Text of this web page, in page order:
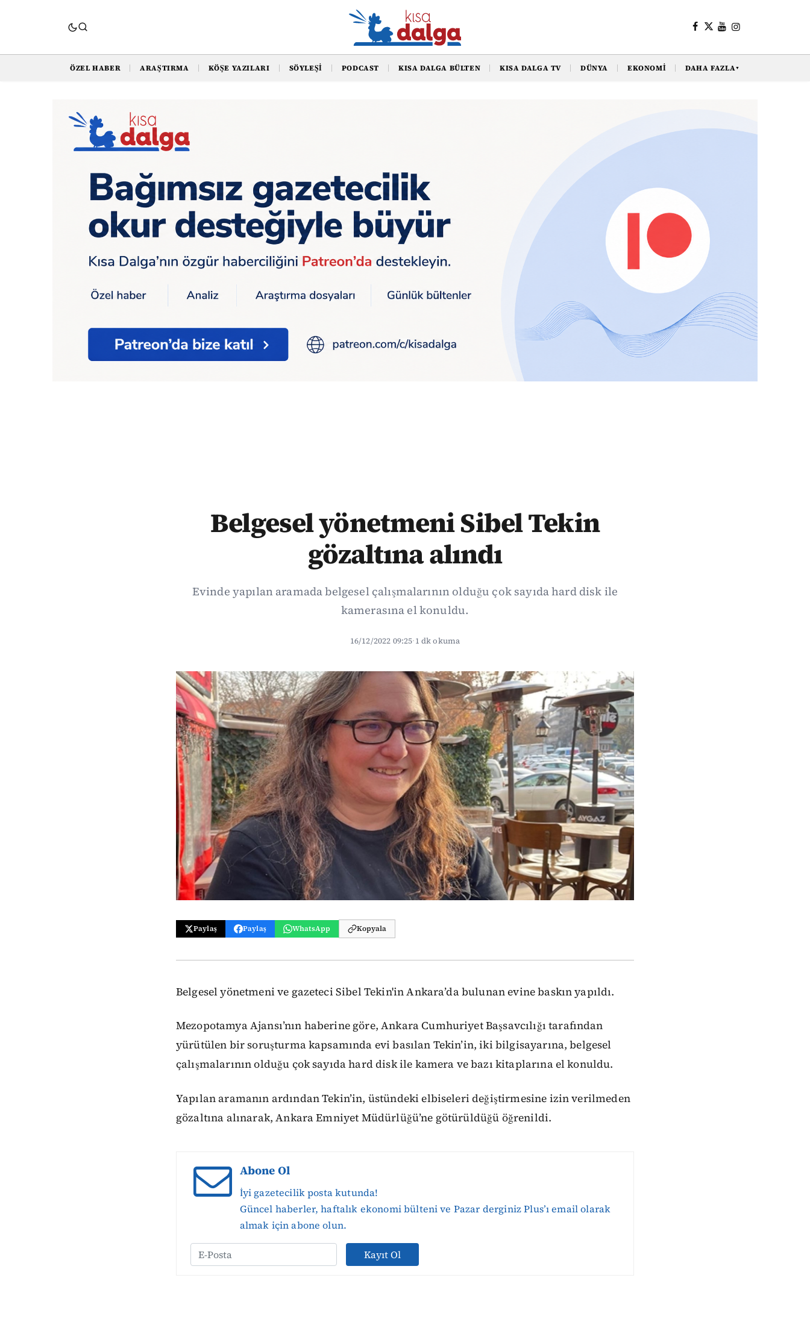
ÖZEL HABER ARAŞTIRMA KÖŞE YAZILARI SÖYLEŞI PODCAST KISA DALGA BÜLTEN KISA DALGA TV DÜNYA EKONOMI DAHA FAZLA▼
Belgesel yönetmeni Sibel Tekin
gözaltına alındı
Evinde yapılan aramada belgesel çalışmalarının olduğu çok sayıda hard disk ile
kamerasına el konuldu.
16/12/2022 09:25·1 dk okuma
Paylaş Paylaş WhatsApp Kopyala
Belgesel yönetmeni ve gazeteci Sibel Tekin'in Ankara’da bulunan evine baskın yapıldı.
Mezopotamya Ajansı’nın haberine göre, Ankara Cumhuriyet Başsavcılığı tarafından
yürütülen bir soruşturma kapsamında evi basılan Tekin’in, iki bilgisayarına, belgesel
çalışmalarının olduğu çok sayıda hard disk ile kamera ve bazı kitaplarına el konuldu.
Yapılan aramanın ardından Tekin’in, üstündeki elbiseleri değiştirmesine izin verilmeden
gözaltına alınarak, Ankara Emniyet Müdürlüğü’ne götürüldüğü öğrenildi.
Abone Ol
İyi gazetecilik posta kutunda!
Güncel haberler, haftalık ekonomi bülteni ve Pazar derginiz Plus’ı email olarak
almak için abone olun.
Kayıt Ol